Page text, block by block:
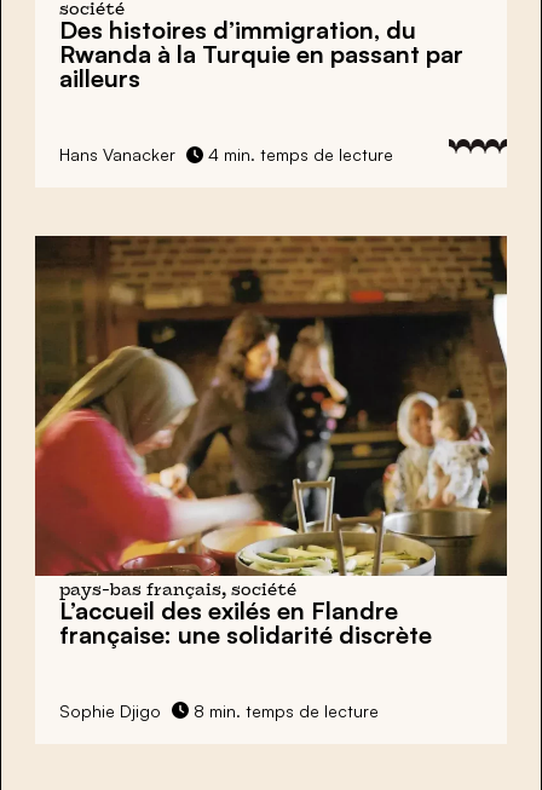
société
Des histoires d’immigration, du
Rwanda à la Turquie en passant par
ailleurs
Hans Vanacker 4 min. temps de lecture
pays-bas français, société
L’accueil des exilés en Flandre
française: une solidarité discrète
Sophie Djigo 8 min. temps de lecture